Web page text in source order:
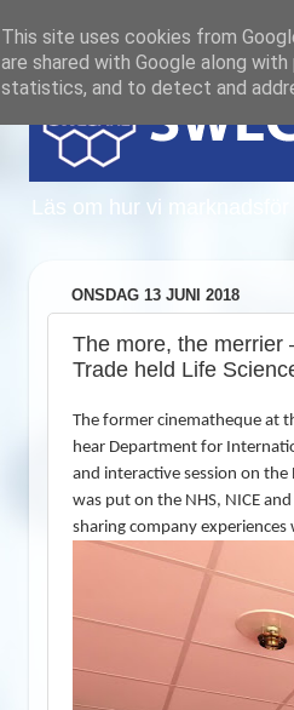
Läs om hur vi
ONSDAG 13 JUNI 2018
The more, the merrier
Trade held Life
The former cinematheque at
hear Department for
and interactive session on the
was put on the NHS, NICE
sharing company
This site uses cookies from
are shared with Google along
statistics, and to detect and